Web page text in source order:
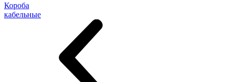
Короба
кабельные